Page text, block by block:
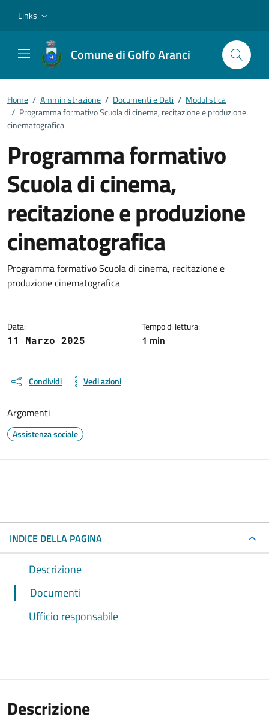
Links
Comune di Golfo Aranci
Home / Amministrazione / Documenti e Dati / Modulistica
/ Programma formativo Scuola di cinema, recitazione e produzione
cinematografica
Programma formativo
Scuola di cinema,
recitazione e produzione
cinematografica
Dettagli del documento
Programma formativo Scuola di cinema, recitazione e
produzione cinematografica
Data:
11 Marzo 2025
Tempo di lettura:
1 min
Condividi Vedi azioni
Argomenti
Assistenza sociale
INDICE DELLA PAGINA
Descrizione
Documenti
Ufficio responsabile
Descrizione